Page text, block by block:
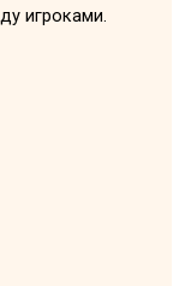
игроками.